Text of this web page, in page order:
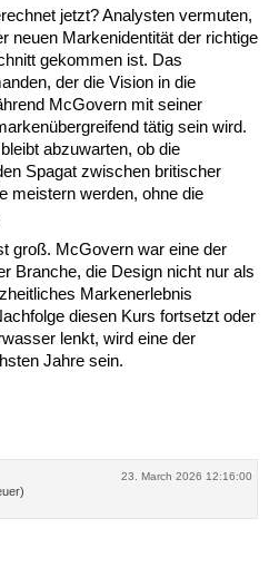
jetzt? Analysten vermuten,
neuen Markenidentität der richtige
gekommen ist. Das
der die Vision in die
McGovern mit seiner
tätig sein wird.
abzuwarten, ob die
Spagat zwischen britischer
meistern werden, ohne die
groß. McGovern war eine der
Branche, die Design nicht nur als
Markenerlebnis
diesen Kurs fortsetzt oder
lenkt, wird eine der
Jahre sein.
23. March 2026 12:16:00